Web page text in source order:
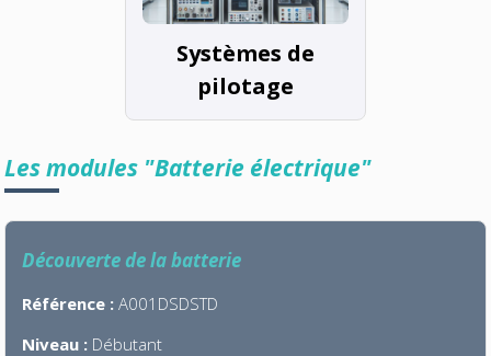
Systèmes de
pilotage
Les modules "Batterie électrique"
Découverte de la batterie
Référence : A001DSDSTD
Niveau : Débutant